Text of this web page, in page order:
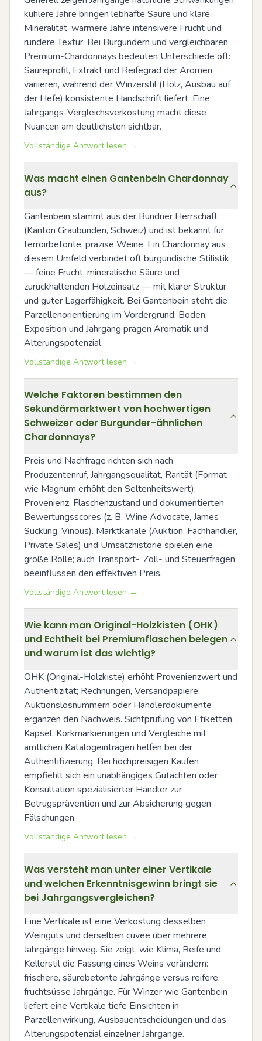
kühlere Jahre bringen lebhafte Säure und klare
Mineralität, wärmere Jahre intensivere Frucht und
rundere Textur. Bei Burgundern und vergleichbaren
Premium-Chardonnays bedeuten Unterschiede oft:
Säureprofil, Extrakt und Reifegrad der Aromen
variieren, während der Winzerstil (Holz, Ausbau auf
der Hefe) konsistente Handschrift liefert. Eine
Jahrgangs-Vergleichsverkostung macht diese
Nuancen am deutlichsten sichtbar.
Vollständige Antwort lesen →
Was macht einen Gantenbein Chardonnay
aus?
Gantenbein stammt aus der Bündner Herrschaft
(Kanton Graubünden, Schweiz) und ist bekannt für
terroirbetonte, präzise Weine. Ein Chardonnay aus
diesem Umfeld verbindet oft burgundische Stilistik
— feine Frucht, mineralische Säure und
zurückhaltenden Holzeinsatz — mit klarer Struktur
und guter Lagerfähigkeit. Bei Gantenbein steht die
Parzellenorientierung im Vordergrund: Boden,
Exposition und Jahrgang prägen Aromatik und
Alterungspotenzial.
Vollständige Antwort lesen →
Welche Faktoren bestimmen den
Sekundärmarktwert von hochwertigen
Schweizer oder Burgunder-ähnlichen
Chardonnays?
Preis und Nachfrage richten sich nach
Produzentenruf, Jahrgangsqualität, Rarität (Format
wie Magnum erhöht den Seltenheitswert),
Provenienz, Flaschenzustand und dokumentierten
Bewertungsscores (z. B. Wine Advocate, James
Suckling, Vinous). Marktkanäle (Auktion, Fachhändler,
Private Sales) und Umsatzhistorie spielen eine
große Rolle; auch Transport-, Zoll- und Steuerfragen
beeinflussen den effektiven Preis.
Vollständige Antwort lesen →
Wie kann man Original-Holzkisten (OHK)
und Echtheit bei Premiumflaschen belegen
und warum ist das wichtig?
OHK (Original-Holzkiste) erhöht Provenienzwert und
Authentizität; Rechnungen, Versandpapiere,
Auktionslosnummern oder Händlerdokumente
ergänzen den Nachweis. Sichtprüfung von Etiketten,
Kapsel, Korkmarkierungen und Vergleiche mit
amtlichen Katalogeinträgen helfen bei der
Authentifizierung. Bei hochpreisigen Käufen
empfiehlt sich ein unabhängiges Gutachten oder
Konsultation spezialisierter Händler zur
Betrugsprävention und zur Absicherung gegen
Fälschungen.
Vollständige Antwort lesen →
Was versteht man unter einer Vertikale
und welchen Erkenntnisgewinn bringt sie
bei Jahrgangsvergleichen?
Eine Vertikale ist eine Verkostung desselben
Weinguts und derselben cuvee über mehrere
Jahrgänge hinweg. Sie zeigt, wie Klima, Reife und
Kellerstil die Fassung eines Weins verändern:
frischere, säurebetonte Jahrgänge versus reifere,
fruchtsüsse Jahrgänge. Für Winzer wie Gantenbein
liefert eine Vertikale tiefe Einsichten in
Parzellenwirkung, Ausbauentscheidungen und das
Alterungspotenzial einzelner Jahrgänge.